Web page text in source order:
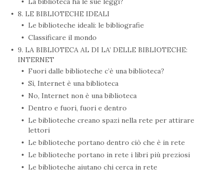
8. LE BIBLIOTECHE IDEALI
Le biblioteche ideali: le bibliografie
Classificare il mondo
9. LA BIBLIOTECA AL DI LA’ DELLE BIBLIOTECHE:
INTERNET
Fuori dalle biblioteche c’è una biblioteca?
Sì, Internet è una biblioteca
No, Internet non è una biblioteca
Dentro e fuori, fuori e dentro
Le biblioteche creano spazi nella rete per attirare
lettori
Le biblioteche portano dentro ciò che è in rete
Le biblioteche portano in rete i libri più preziosi
Le biblioteche aiutano chi cerca in rete